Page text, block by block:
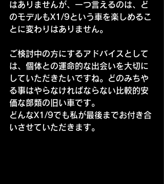
はありませんが、一つ言えるのは、ど
のモデルもX1/9という車を楽しめるこ
とに変わりはありません。
ご検討中の方にするアドバイスとして
は、個体との運命的な出会いを大切に
していただきたいですね。どのみちや
る事はやらなければならない比較的安
価な部類の旧い車です。
どんなX1/9でも私が最後までお付き合
いさせていただきます。